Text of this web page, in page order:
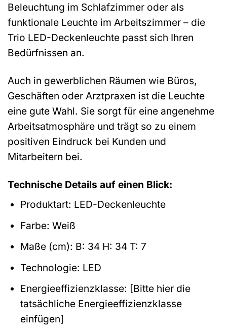
Beleuchtung im Schlafzimmer oder als
funktionale Leuchte im Arbeitszimmer – die
Trio LED-Deckenleuchte passt sich Ihren
Bedürfnissen an.
Auch in gewerblichen Räumen wie Büros,
Geschäften oder Arztpraxen ist die Leuchte
eine gute Wahl. Sie sorgt für eine angenehme
Arbeitsatmosphäre und trägt so zu einem
positiven Eindruck bei Kunden und
Mitarbeitern bei.
Technische Details auf einen Blick:
Produktart: LED-Deckenleuchte
Farbe: Weiß
Maße (cm): B: 34 H: 34 T: 7
Technologie: LED
Energieeffizienzklasse: [Bitte hier die
tatsächliche Energieeffizienzklasse
einfügen]